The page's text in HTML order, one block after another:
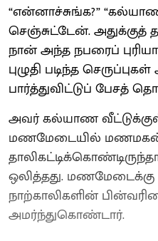
“என்னாச்சுங்க?”
செஞ்சுட்டேன்.
நான் அந்த நபரைப்
புழுதி படிந்த
பார்த்துவிட்டுப் பேசத்
அவர் கல்யாண
மணமேடையில்
ஒலித்தது. மணமேடைக்கு
நாற்காலிகளின்
அமர்ந்துகொண்டார்.